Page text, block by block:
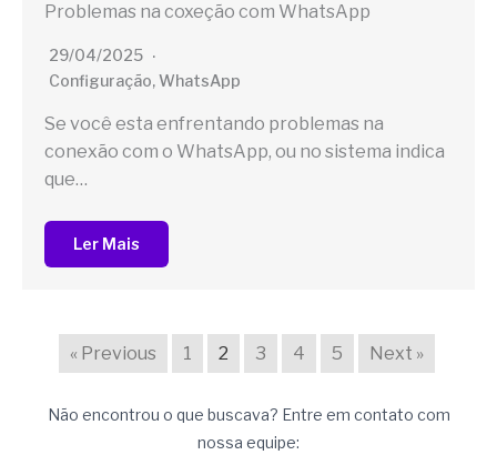
Problemas na coxeção com WhatsApp
29/04/2025
Configuração,WhatsApp
Se você esta enfrentando problemas na
conexão com o WhatsApp, ou no sistema indica
que…
Ler Mais
« Previous 1 2 3 4 5 Next »
Não encontrou o que buscava? Entre em contato com
nossa equipe: